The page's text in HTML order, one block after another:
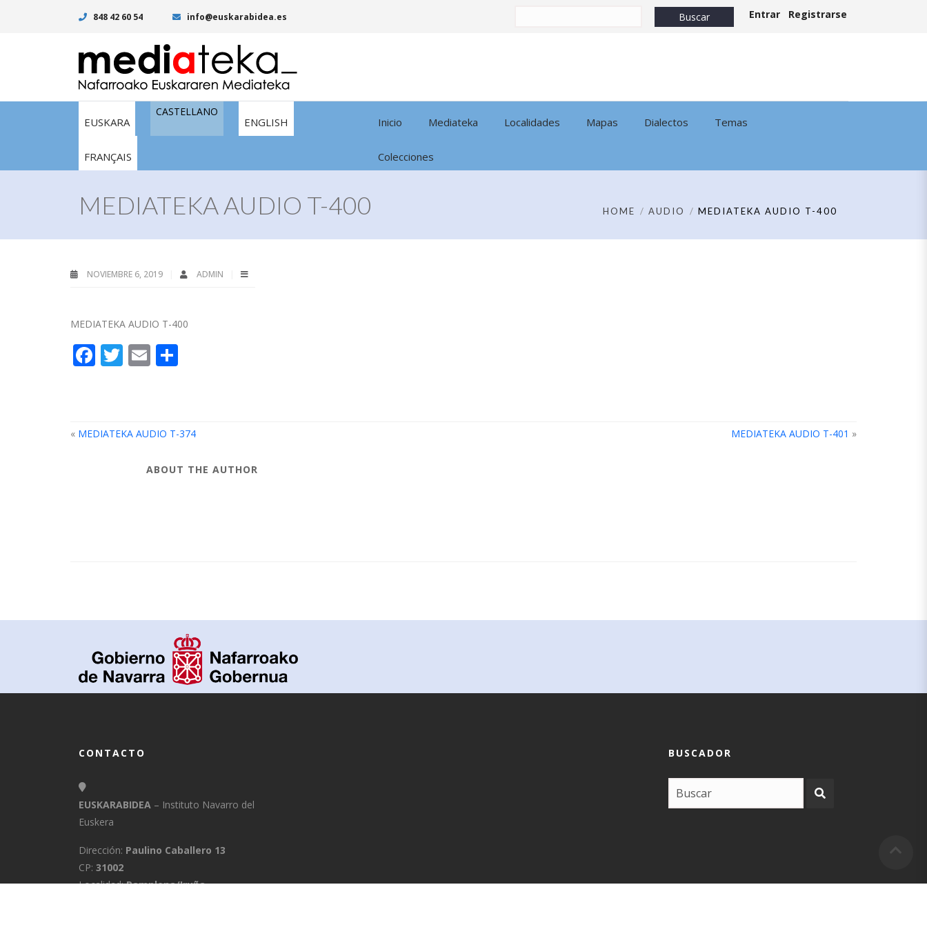
848 42 60 54 info@euskarabidea.es Entrar Registrarse
EUSKARA
CASTELLANO
ENGLISH
FRANÇAIS
Inicio Mediateka Localidades Mapas Dialectos Temas
Colecciones
MEDIATEKA AUDIO T-400 HOME AUDIO MEDIATEKA AUDIO T-400
NOVIEMBRE 6, 2019 ADMIN
MEDIATEKA AUDIO T-400
Facebook
Twitter
Email
« MEDIATEKA AUDIO T-374 MEDIATEKA AUDIO T-401 »
ABOUT THE AUTHOR
CONTACTO
EUSKARABIDEA – Instituto Navarro del
Euskera
Dirección: Paulino Caballero 13
CP: 31002
Localidad:Pamplona/Iruña
BUSCADOR